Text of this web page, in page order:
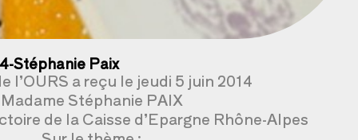
Stéphanie Paix
l’OURS a reçu le jeudi 5 juin 2014
Madame Stéphanie PAIX
de la Caisse d’Epargne Rhône-Alpes